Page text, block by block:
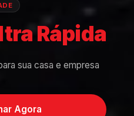
Rápida
sua casa e empresa
Agora